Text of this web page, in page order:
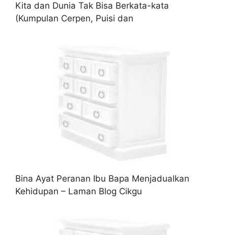
Kita dan Dunia Tak Bisa Berkata-kata
(Kumpulan Cerpen, Puisi dan
Bina Ayat Peranan Ibu Bapa Menjadualkan
Kehidupan – Laman Blog Cikgu